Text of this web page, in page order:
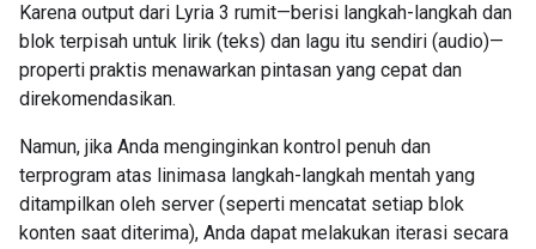
Karena output dari Lyria 3 rumit—berisi langkah-langkah dan
blok terpisah untuk lirik (teks) dan lagu itu sendiri (audio)—
properti praktis menawarkan pintasan yang cepat dan
direkomendasikan.
Namun, jika Anda menginginkan kontrol penuh dan
terprogram atas linimasa langkah-langkah mentah yang
ditampilkan oleh server (seperti mencatat setiap blok
konten saat diterima), Anda dapat melakukan iterasi secara